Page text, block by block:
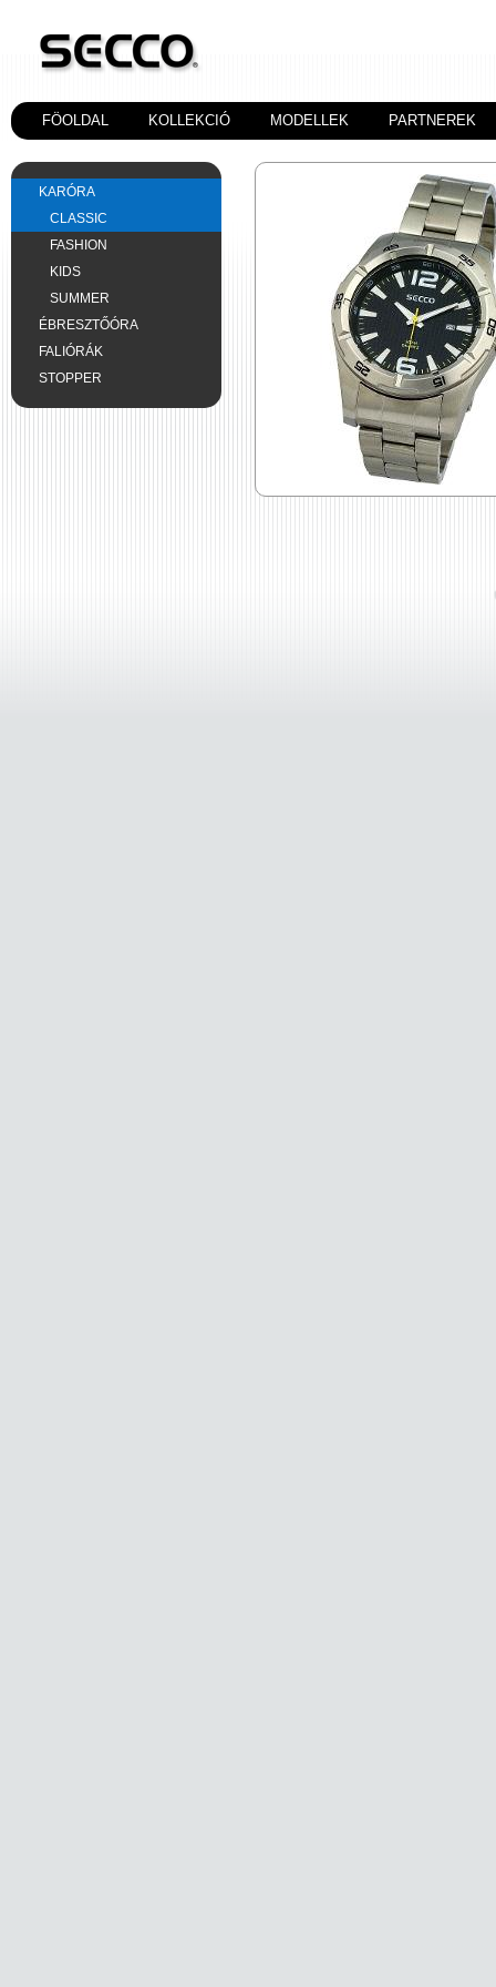
FÖOLDAL KOLLEKCIÓ MODELLEK PARTNEREK
KARÓRA
CLASSIC
FASHION
KIDS
SUMMER
ÉBRESZTŐÓRA
FALIÓRÁK
STOPPER